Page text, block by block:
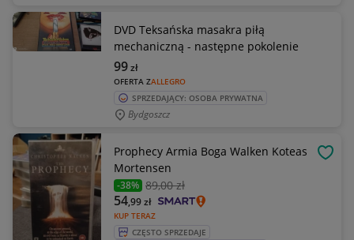
DVD Teksańska masakra piłą
mechaniczną - następne pokolenie
OFERTA ZALLEGRO
99zł
SPRZEDAJĄCY: OSOBA PRYWATNA
Bydgoszcz
Prophecy Armia Boga Walken Koteas
Mortensen
-38% 89,00 zł
KUP TERAZ
54,99zł
CZĘSTO SPRZEDAJE